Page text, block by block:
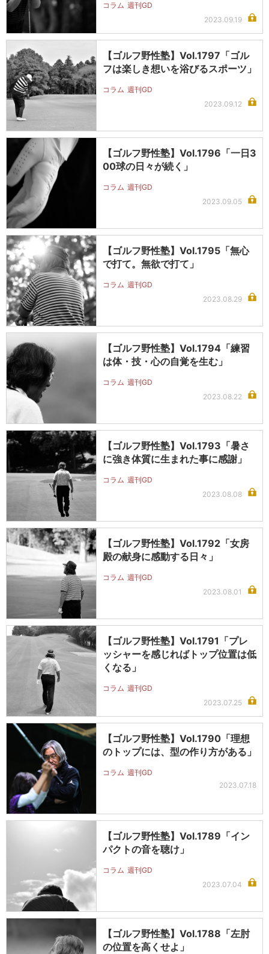
コラム 週刊GD
2023.09.19
【ゴルフ野性塾】Vol.1797「ゴル
フは楽しき想いを浴びるスポーツ」
コラム 週刊GD
2023.09.12
【ゴルフ野性塾】Vol.1796「一日3
00球の日々が続く」
コラム 週刊GD
2023.09.05
【ゴルフ野性塾】Vol.1795「無心
で打て。無欲で打て」
コラム 週刊GD
2023.08.29
【ゴルフ野性塾】Vol.1794「練習
は体・技・心の自覚を生む」
コラム 週刊GD
2023.08.22
【ゴルフ野性塾】Vol.1793「暑さ
に強き体質に生まれた事に感謝」
コラム 週刊GD
2023.08.08
【ゴルフ野性塾】Vol.1792「女房
殿の献身に感動する日々」
コラム 週刊GD
2023.08.01
【ゴルフ野性塾】Vol.1791「プレ
ッシャーを感じればトップ位置は低
くなる」
コラム 週刊GD
2023.07.25
【ゴルフ野性塾】Vol.1790「理想
のトップには、型の作り方がある」
コラム 週刊GD
2023.07.18
【ゴルフ野性塾】Vol.1789「イン
パクトの音を聴け」
コラム 週刊GD
2023.07.04
【ゴルフ野性塾】Vol.1788「左肘
の位置を高くせよ」